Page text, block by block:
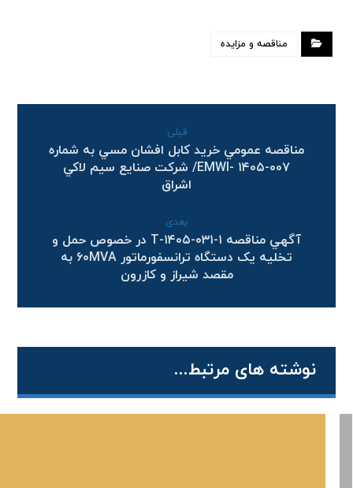
مناقصه و مزایده
قبلی
مناقصه عمومي خريد كابل افشان مسي به شماره
EMWI- ۱۴۰۵-۰۰۷/ شركت صنايع سيم لاكي
اشراق
بعدی
آگهي مناقصه T-۱۴۰۵-۰۳۱-۱ در خصوص حمل و
تخلیه یک دستگاه ترانسفورماتور ۶۰MVA به
مقصد شیراز و کازرون
نوشته های مرتبط...